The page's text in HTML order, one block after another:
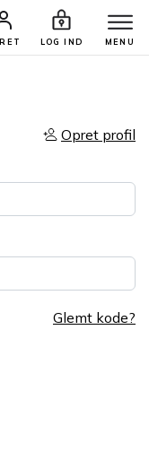
LOG IND MENU
Opret profil
Glemt kode?